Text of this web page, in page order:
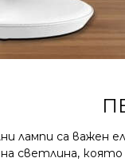
лампи са важен
светлина,